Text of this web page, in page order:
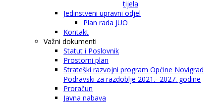
tijela
Jedinstveni upravni odjel
Plan rada JUO
Kontakt
Važni dokumenti
Statut i Poslovnik
Prostorni plan
Strateški razvojni program Općine Novigrad
Podravski za razdoblje 2021.- 2027. godine
Proračun
Javna nabava